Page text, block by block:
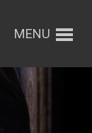
MENU